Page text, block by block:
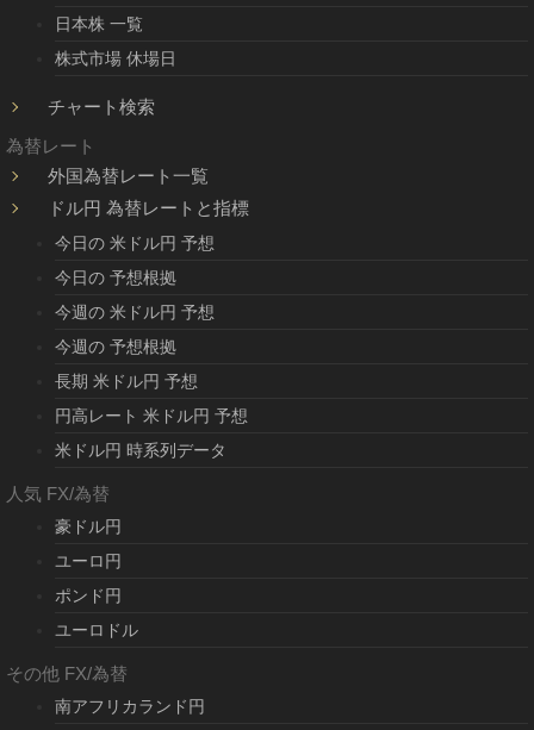
日本株 一覧
株式市場 休場日
チャート検索
為替レート
外国為替レート一覧
ドル円 為替レートと指標
今日の 米ドル円 予想
今日の 予想根拠
今週の 米ドル円 予想
今週の 予想根拠
長期 米ドル円 予想
円高レート 米ドル円 予想
米ドル円 時系列データ
人気 FX/為替
豪ドル円
ユーロ円
ポンド円
ユーロドル
その他 FX/為替
南アフリカランド円